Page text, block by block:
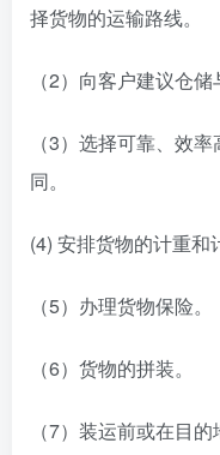
择货物的运输路线。
（2）向客户建议仓储
（3）选择可靠、效
同。
(4) 安排货物的计重和
（5）办理货物保险。
（6）货物的拼装。
（7）装运前或在目